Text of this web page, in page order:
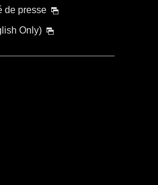
de presse
Only)